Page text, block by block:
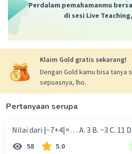
Beri Rating·0.0( 0)
Perdalam pemahamanmu
di sesi Live Teaching,
Klaim Gold gratis sekarang!
Dengan Gold kamu bisa tanya
sepuasnya, lho.
Pertanyaan serupa
Nilai dari |−7+4|=… A. 3 B. −3
58 5.0